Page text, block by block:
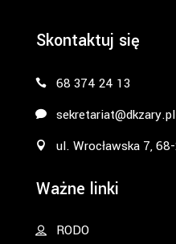
Skontaktuj się
68 374 24 13
sekretariat@dkzary.pl
ul. Wrocławska 7,
Ważne linki
RODO